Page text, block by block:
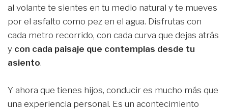
al volante te sientes en tu medio natural y te mueves
por el asfalto como pez en el agua. Disfrutas con
cada metro recorrido, con cada curva que dejas atrás
y con cada paisaje que contemplas desde tu
asiento.
Y ahora que tienes hijos, conducir es mucho más que
una experiencia personal. Es un acontecimiento